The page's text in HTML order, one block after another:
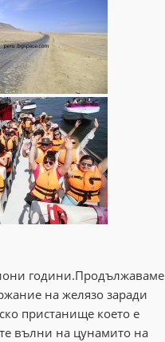
години.Продължаваме
на желязо заради
пристанище което е
вълни на цунамито на